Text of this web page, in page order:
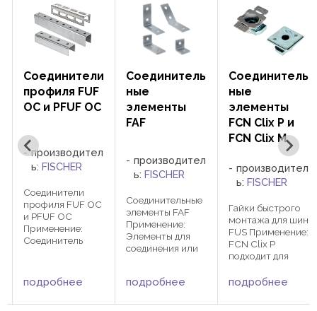
Соединитель
ные
элементы
производител
ь: FISCHER
Соединительные
элементы FAF
Применение:
Элементы для
соединения или
монтажных шин
данные:
подробнее
Соединитель
ные
элементы
FCN Clix P и
производител
ь: FISCHER
Гайки быстрого
монтажа для шин
FUS Применение:
FCN Clix P
подходит для
монтажных шин
FUS и элементов
FCN Clix М
подробнее
Соединитель
ные
элементы
PFFF
производител
ь:FISCHER
элементы PFFF
Применение:
Плоские
элементы для
простых
монтажных шин
сквозного
подробнее